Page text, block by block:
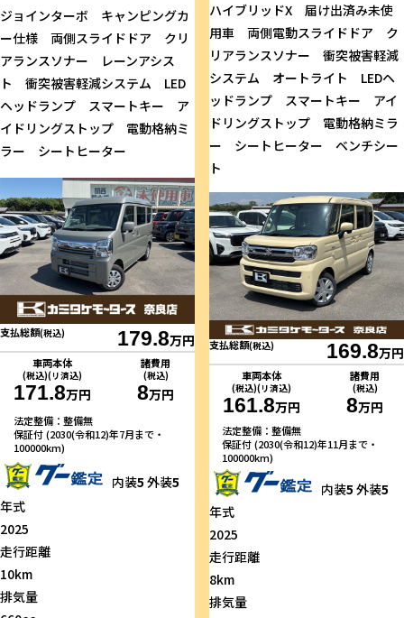
ジョインターボ キャンピングカ
ー仕様 両側スライドドア クリ
アランスソナー レーンアシス
ト 衝突被害軽減システム LED
ヘッドランプ スマートキー ア
イドリングストップ 電動格納ミ
ラー シートヒーター
支払総額(税込) 179.8万円
車両本体
(税込)(リ済込)
171.8万円
諸費用
(税込)
8万円
法定整備：整備無
保証付 (2030(令和12)年7月まで・
100000km)
内装5 外装5
年式
2025
走行距離
10km
排気量
ハイブリッドX 届け出済み未使
用車 両側電動スライドドア ク
リアランスソナー 衝突被害軽減
システム オートライト LEDヘ
ッドランプ スマートキー アイ
ドリングストップ 電動格納ミラ
ー シートヒーター ベンチシー
ト
支払総額(税込) 169.8万円
車両本体
(税込)(リ済込)
161.8万円
諸費用
(税込)
8万円
法定整備：整備無
保証付 (2030(令和12)年11月まで・
100000km)
内装5 外装5
年式
2025
走行距離
8km
排気量